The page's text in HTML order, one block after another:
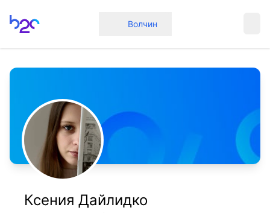
Главная Волчин
Ксения Дайлидко